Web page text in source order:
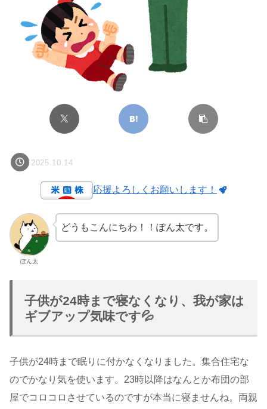
2025.10.14
応援よろしくお願いします！
ぽん太
どうもこんにちわ！！ぽん太です。
子供が24時まで寝なくなり、我が家は
ギブアップ気味です💦
子供が24時まで眠りに付かなくなりました。集合住宅な
のでかなり気を使います。23時以降はなんとか布団の部
屋でコロコロさせているのですが本当に寝ませんね。両親